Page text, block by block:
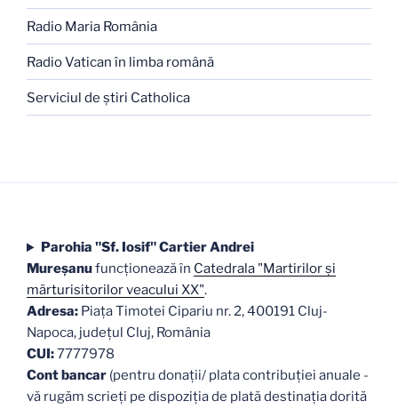
Radio Maria România
Radio Vatican în limba română
Serviciul de ştiri Catholica
Parohia "Sf. Iosif" Cartier Andrei
Mureşanufuncţionează în Catedrala "Martirilor şi
mărturisitorilor veacului XX".
Adresa: Piaţa Timotei Cipariu nr. 2, 400191 Cluj-
Napoca, judeţul Cluj, România
CUI:7777978
Cont bancar (pentru donații/ plata contribuției anuale -
vă rugăm scrieți pe dispoziția de plată destinația dorită